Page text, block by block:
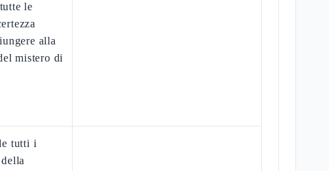
le
alla
mistero di
tutti i